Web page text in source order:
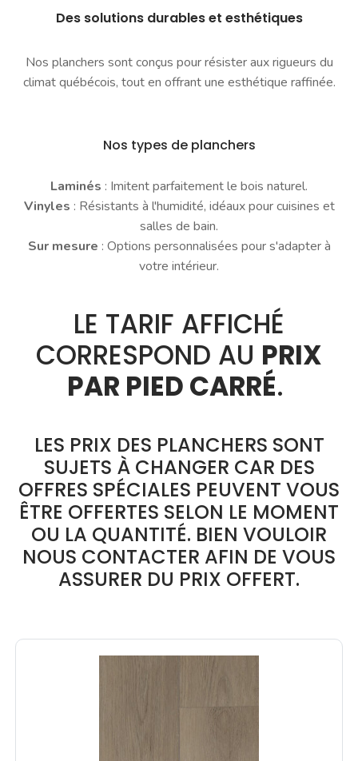
Des solutions durables et esthétiques
Nos planchers sont conçus pour résister aux rigueurs du
climat québécois, tout en offrant une esthétique raffinée.
Nos types de planchers
Laminés : Imitent parfaitement le bois naturel.
Vinyles : Résistants à l'humidité, idéaux pour cuisines et
salles de bain.
Sur mesure : Options personnalisées pour s'adapter à
votre intérieur.
LE TARIF AFFICHÉ
CORRESPOND AU PRIX
PAR PIED CARRÉ.
LES PRIX DES PLANCHERS SONT
SUJETS À CHANGER CAR DES
OFFRES SPÉCIALES PEUVENT VOUS
ÊTRE OFFERTES SELON LE MOMENT
OU LA QUANTITÉ. BIEN VOULOIR
NOUS CONTACTER AFIN DE VOUS
ASSURER DU PRIX OFFERT.